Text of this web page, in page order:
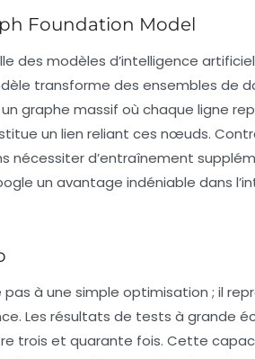
Foundation Model
des modèles d’intelligence
transforme des ensembles de
graphe massif où chaque ligne
un lien reliant ces nœuds.
nécessiter d’entraînement
un avantage indéniable dans
pas à une simple optimisation ; il
Les résultats de tests à grande
trois et quarante fois. Cette